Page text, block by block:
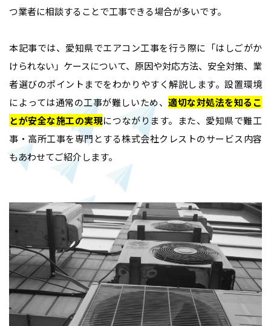
つ業者に相談することで工事できる場合が多いです。
本記事では、愛知県でエアコン工事を行う際に「はしごがか
けられない」ケースについて、原因や対応方法、安全対策、業
者選びのポイントまでをわかりやすく解説します。設置環境
によっては通常の工事が難しいため、適切な対処法を知るこ
とが安全な施工の実現につながります。また、愛知県で難工
事・高所工事を専門とする株式会社クレストのサービス内容
もあわせてご紹介します。